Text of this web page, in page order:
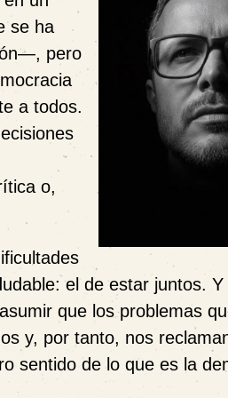
se ha
pero
a todos.
o,
el de estar juntos.
que los problemas
y, por tanto, nos
sentido de lo que es la